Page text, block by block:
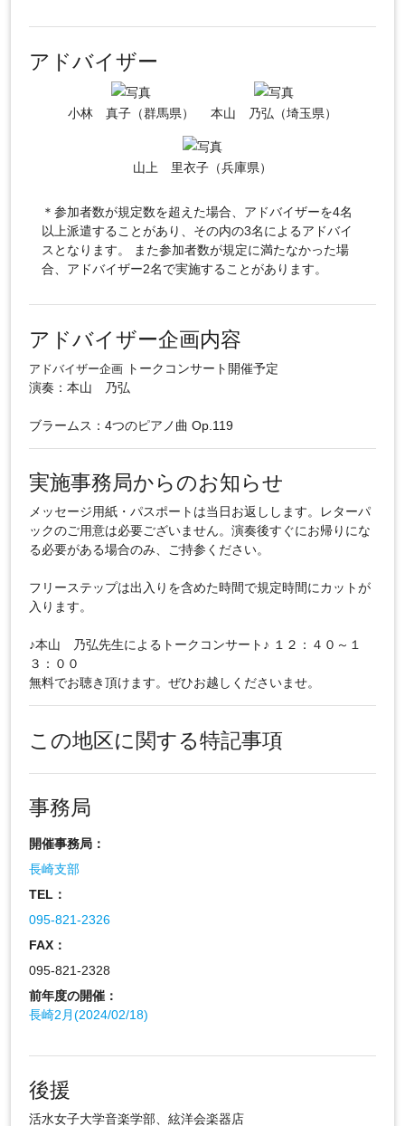
アドバイザー
小林 真子（群馬県） 本山 乃弘（埼玉県）
山上 里衣子（兵庫県）
＊参加者数が規定数を超えた場合、アドバイザーを4名
以上派遣することがあり、その内の3名によるアドバイ
スとなります。 また参加者数が規定に満たなかった場
合、アドバイザー2名で実施することがあります。
アドバイザー企画内容
アドバイザー企画トークコンサート開催予定
演奏：本山 乃弘
ブラームス：4つのピアノ曲 Op.119
実施事務局からのお知らせ
メッセージ用紙・パスポートは当日お返しします。レターパ
ックのご用意は必要ございません。演奏後すぐにお帰りにな
る必要がある場合のみ、ご持参ください。
フリーステップは出入りを含めた時間で規定時間にカットが
入ります。
♪本山 乃弘先生によるトークコンサート♪ １２：４０～１
３：００
無料でお聴き頂けます。ぜひお越しくださいませ。
この地区に関する特記事項
事務局
開催事務局：
長崎支部
TEL：
095-821-2326
FAX：
095-821-2328
前年度の開催：
長崎2月(2024/02/18)
後援
活水女子大学音楽学部、絃洋会楽器店